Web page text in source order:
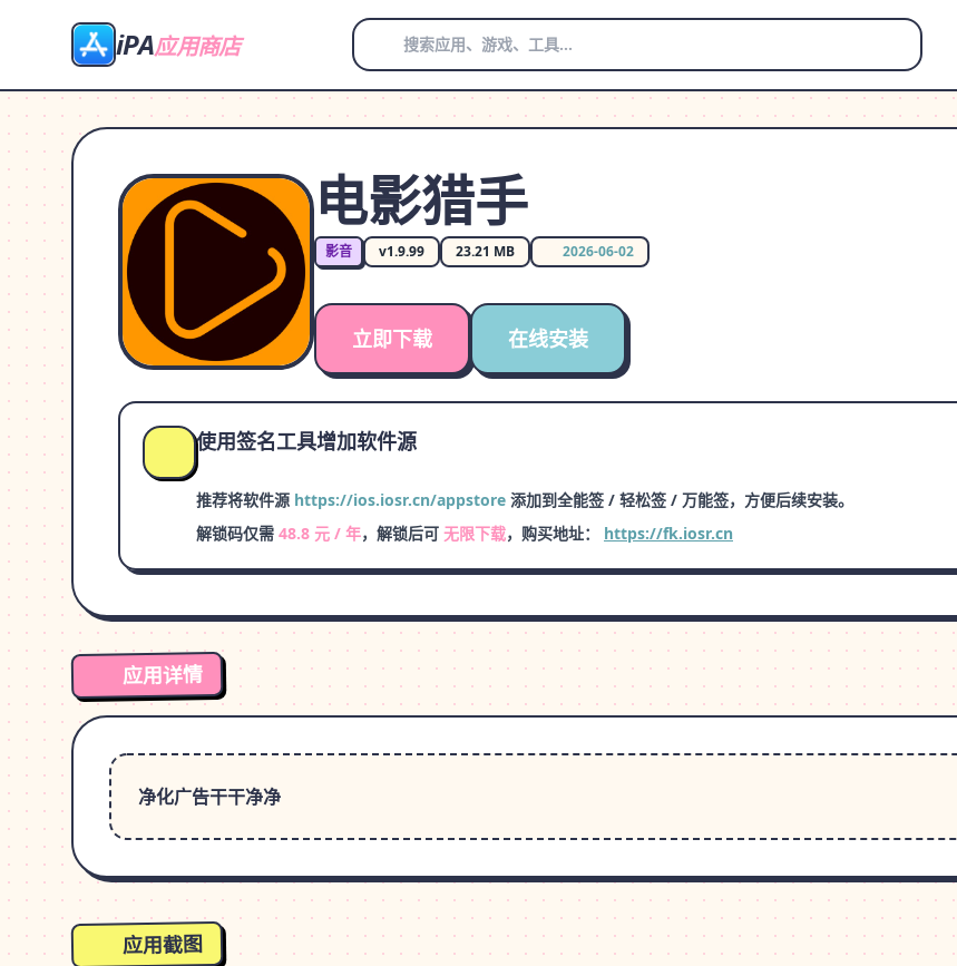
iPA应用商店
电影猎手
影音 v1.9.99 23.21 MB 2026-06-02
立即下载 在线安装
使用签名工具增加软件源
推荐将软件源 https://ios.iosr.cn/appstore 添加到全能签 / 轻松签 / 万能签，方便后续安装。
解锁码仅需 48.8 元 / 年，解锁后可 无限下载，购买地址： https://fk.iosr.cn
应用详情
净化广告干干净净
应用截图